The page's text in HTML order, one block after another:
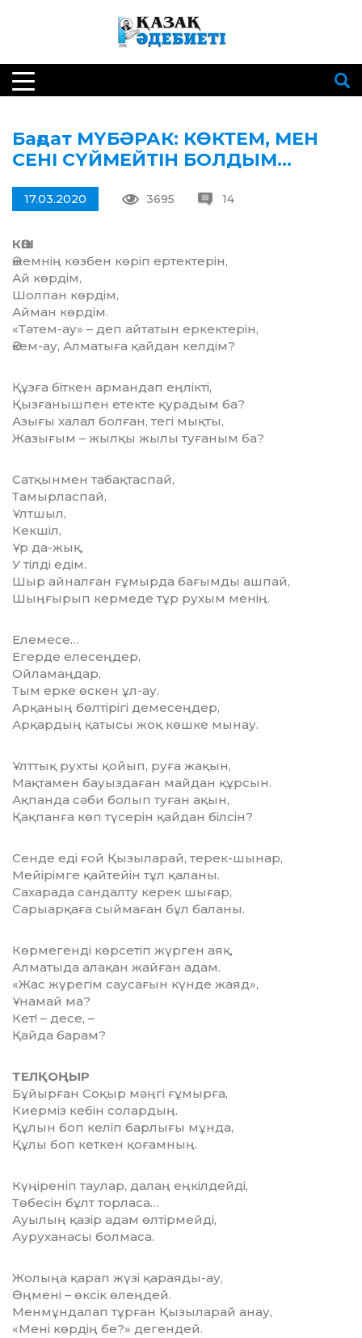
Бағдат МҮБӘРАК: КӨКТЕМ, МЕН
СЕНІ СҮЙМЕЙТІН БОЛДЫМ…
17.03.2020 3695 14
КӨШ
Әжемнің көзбен көріп ертектерін,
Ай көрдім,
Шолпан көрдім,
Айман көрдім.
«Тәтем-ау» – деп айтатын еркектерін,
Әкем-ау, Алматыға қайдан келдім?
Құзға біткен армандап еңлікті,
Қызғанышпен етекте қурадым ба?
Азығы халал болған, тегі мықты,
Жазығым – жылқы жылы туғаным ба?
Сатқынмен табақтаспай,
Тамырласпай,
Ұлтшыл,
Кекшіл,
Ұр да-жық,
У тілді едім.
Шыр айналған ғұмырда бағымды ашпай,
Шыңғырып кермеде тұр рухым менің.
Елемесе…
Егерде елесеңдер,
Ойламаңдар,
Тым ерке өскен ұл-ау.
Арқаның бөлтірігі демесеңдер,
Арқардың қатысы жоқ көшке мынау.
Ұлттық рухты қойып, руға жақын,
Мақтамен бауыздаған майдан құрсын.
Ақпанда сәби болып туған ақын,
Қақпанға көп түсерін қайдан білсін?
Сенде еді ғой Қызыларай, терек-шынар,
Мейірімге қайтейін тұл қаланы.
Сахарада сандалту керек шығар,
Сарыарқаға сыймаған бұл баланы.
Көрмегенді көрсетіп жүрген аяқ,
Алматыда алақан жайған адам.
«Жас жүрегім саусағын күнде жаяд»,
Ұнамай ма?
Кет! – десе, –
Қайда барам?
ТЕЛҚОҢЫР
Бұйырған Соқыр мәңгі ғұмырға,
Киерміз кебін солардың.
Құлын боп келіп барлығы мұнда,
Құлы боп кеткен қоғамның.
Күңіреніп таулар, далаң еңкілдейді,
Төбесін бұлт торласа…
Ауылың қазір адам өлтірмейді,
Ауруханасы болмаса.
Жолыңа қарап жүзі қараяды-ау,
Өңмені – өксік өлеңдей.
Менмұндалап тұрған Қызыларай анау,
«Мені көрдің бе?» дегендей.